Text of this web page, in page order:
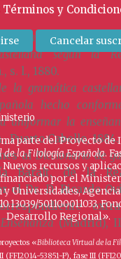
, s. n., s. l.,
según la
s. l., 1880.
la gramática
hecho
uniformar la
Puerto Cabello, 1884.
alDiccionario de
Baralt, de la
el Dr. D. Ricardo
(Madrid),
Términos y
parte del Proyecto de
la Filología Española.
recursos y
financiado por el
Universidades,
501100011033,
Desarrollo Regional».
«Biblioteca Virtual de la
(FFI2014-53851-P), fase III